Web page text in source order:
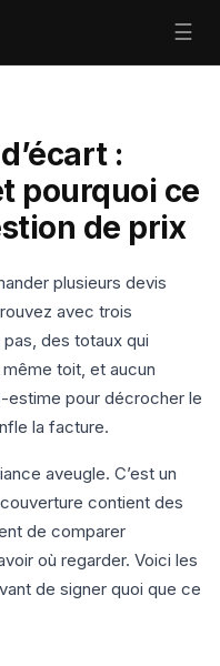
☰
:
pourquoi ce
de prix
plusieurs devis
avec trois
des totaux qui
toit, et aucun
estime pour décrocher le
la facture.
aveugle. C’est un
contient des
de comparer
où regarder. Voici les
de signer quoi que ce